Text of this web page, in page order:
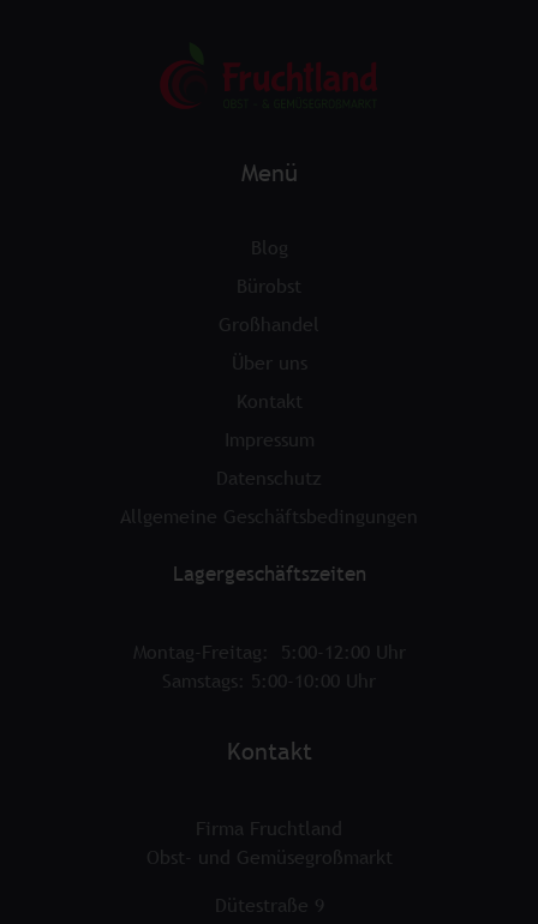
Menü
Blog
Bürobst
Großhandel
Über uns
Kontakt
Impressum
Datenschutz
Allgemeine Geschäftsbedingungen
Lagergeschäftszeiten
Montag-Freitag: 5:00-12:00 Uhr
Samstags: 5:00-10:00 Uhr
Kontakt
Firma Fruchtland
Obst- und Gemüsegroßmarkt
Dütestraße 9